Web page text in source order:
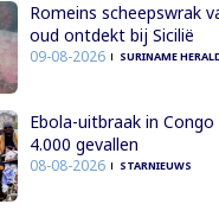
Romeins scheepswrak
oud ontdekt bij Sicilië
09-08-2026 SURINAME
Ebola-uitbraak in
4.000 gevallen
08-08-2026 STARNIEUWS